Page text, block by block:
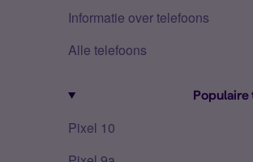
Informatie over telefoons
Alle telefoons
Populaire
Pixel 10